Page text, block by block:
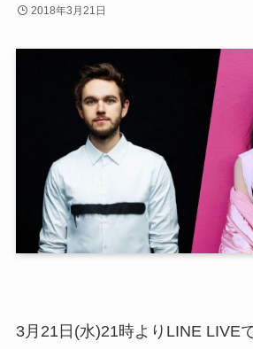
2018年3月21日
3月21日(水)21時よりLINE LIVE